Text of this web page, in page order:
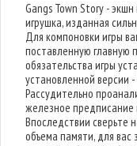
Gangs Town Story -
игрушка, изданная
Для компоновки игры
поставленную главную
обязательства игры
установленной версии
Рассудительно
железное
Впоследствии сверьте
объема памяти, для